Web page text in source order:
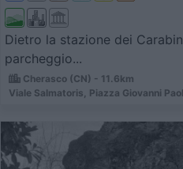
Dietro la stazione dei
parcheggio...
Cherasco (CN) - 11.6km
Viale Salmatoris, Piazza Giovanni